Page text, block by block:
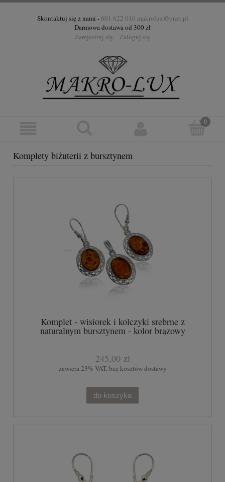
Skontaktuj się z nami -601 622 010 makrolux@onet.pl
Darmowa dostawa od 300 zł
Zarejestruj się
Zaloguj się
Komplety biżuterii z bursztynem
Komplet - wisiorek i kolczyki srebrne z
naturalnym bursztynem - kolor brązowy
245,00 zł
zawiera 23% VAT, bez kosztów dostawy
do koszyka